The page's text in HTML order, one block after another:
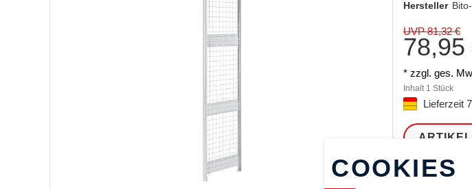
Hersteller
UVP 81,32 €
78,95
* zzgl. ges.
Inhalt 1 Stück
Lieferzeit
COOKIES